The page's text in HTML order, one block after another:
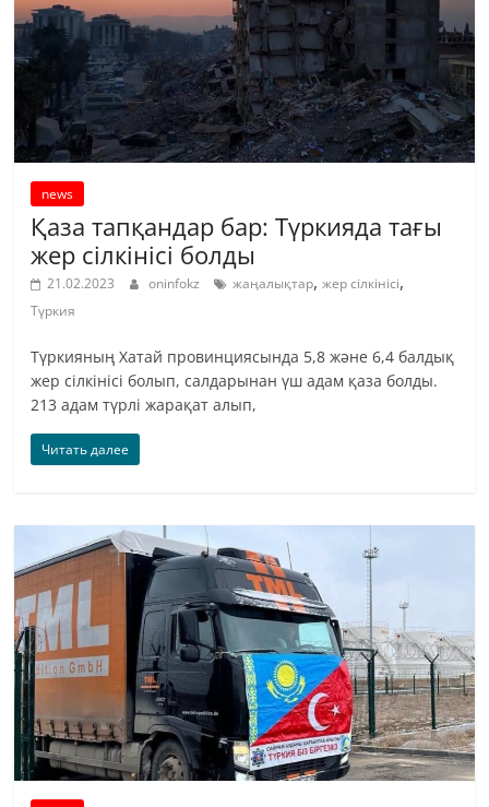
news
Қаза тапқандар бар: Түркияда тағы
жер сілкінісі болды
21.02.2023 oninfokz жаңалықтар,жер сілкінісі,
Түркия
Түркияның Хатай провинциясында 5,8 және 6,4 балдық
жер сілкінісі болып, салдарынан үш адам қаза болды.
213 адам түрлі жарақат алып,
Читать далее